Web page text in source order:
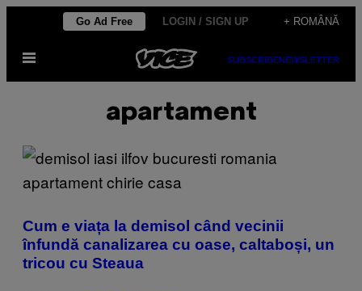
content
Go Ad Free LOGIN / SIGN UP + ROMÂNĂ
Open
SUBSCRIBENEWSLETTER
apartament
Cum e viața la demisol când vecinii
înfundă canalizarea cu oase, caltaboși, un
tricou cu Steaua